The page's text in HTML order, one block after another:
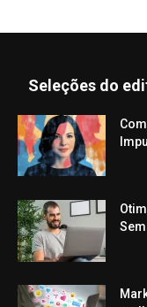
Seleções do